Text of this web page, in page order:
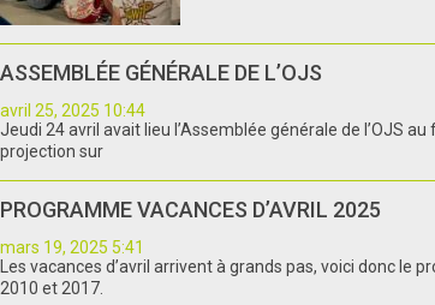
ASSEMBLÉE GÉNÉRALE DE L’OJS
avril 25, 2025 10:44
Jeudi 24 avril avait lieu l’Assemblée générale de l’OJS
projection sur
PROGRAMME VACANCES D’AVRIL 2025
mars 19, 2025 5:41
Les vacances d’avril arrivent à grands pas, voici donc
2010 et 2017.